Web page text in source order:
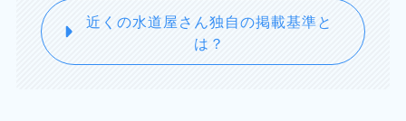
近くの水道屋さん独自の掲載基準と
は？